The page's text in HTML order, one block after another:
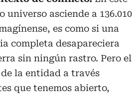
universo asciende a 136.010
es como si una
completa desapareciera
sin ningún rastro. Pero el
la entidad a través
que tenemos abierto,